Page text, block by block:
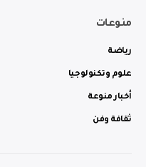
منوعات
رياضة
علوم وتكنولوجيا
أخبار منوعة
ثقافة وفن